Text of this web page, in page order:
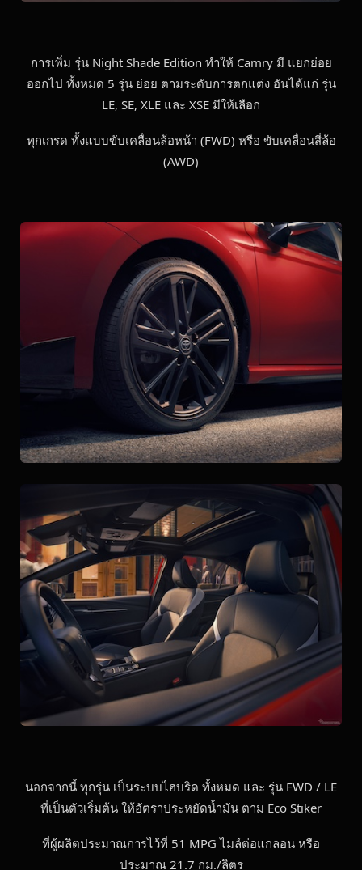
การเพิ่ม รุ่น Night Shade Edition ทำให้ Camry มี แยกย่อย
ออกไป ทั้งหมด 5 รุ่น ย่อย ตามระดับการตกแต่ง อันได้แก่ รุ่น
LE, SE, XLE และ XSE มีให้เลือก
ทุกเกรด ทั้งแบบขับเคลื่อนล้อหน้า (FWD) หรือ ขับเคลื่อนสี่ล้อ
(AWD)
นอกจากนี้ ทุกรุ่น เป็นระบบไฮบริด ทั้งหมด และ รุ่น FWD / LE
ที่เป็นตัวเริ่มต้น ให้อัตราประหยัดน้ำมัน ตาม Eco Stiker
ที่ผู้ผลิตประมาณการไว้ที่ 51 MPG ไมล์ต่อแกลอน หรือ
ประมาณ 21.7 กม./ลิตร